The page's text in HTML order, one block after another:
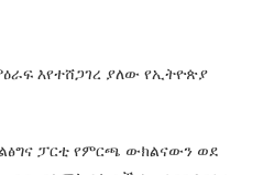
እየተሸጋገረ ያለው የኢትዮጵያ
ፓርቲ የምርጫ ውክልናውን ወደ